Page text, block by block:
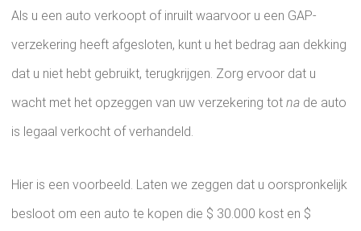
Als u een auto verkoopt of inruilt waarvoor u een GAP-
verzekering heeft afgesloten, kunt u het bedrag aan dekking
dat u niet hebt gebruikt, terugkrijgen. Zorg ervoor dat u
wacht met het opzeggen van uw verzekering tot na de auto
is legaal verkocht of verhandeld.
Hier is een voorbeeld. Laten we zeggen dat u oorspronkelijk
besloot om een ​​auto te kopen die $ 30.000 kost en $